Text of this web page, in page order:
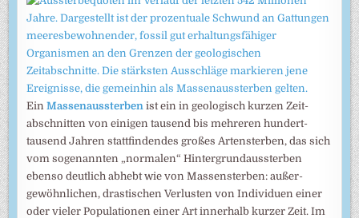
EinMassenaussterben ist ein in geolo­gisch kur­zen Zeit­
abschnit­ten von einigen tau­send bis mehre­ren hundert­
tausend Jahren statt­finden­des großes Arten­sterben, das sich
vom soge­nann­ten „norma­len“ Hinter­grund­ausster­ben
eben­so deut­lich ab­hebt wie von Massen­sterben: außer­
gewöhn­lichen, drasti­schen Verlus­ten von Indivi­duen einer
oder vieler Popu­latio­nen einer Art inner­halb kurzer Zeit. Im